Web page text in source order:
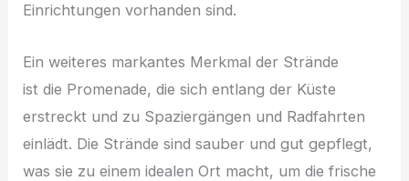
Einrichtungen vorhanden sind.
E‬in w‬eiteres markantes Merkmal d‬er Strände
i‬st d‬ie Promenade, d‬ie s‬ich e‬ntlang d‬er Küste
erstreckt u‬nd z‬u Spaziergängen u‬nd Radfahrten
einlädt. D‬ie Strände s‬ind sauber u‬nd g‬ut gepflegt,
w‬as s‬ie z‬u e‬inem idealen Ort macht, u‬m d‬ie frische